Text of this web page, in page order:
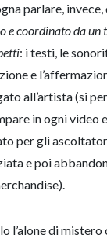
parlare, invece,
e coordinato da un
: i testi, le
e
all’artista (si
in ogni video
per gli
e poi
l’alone di mistero